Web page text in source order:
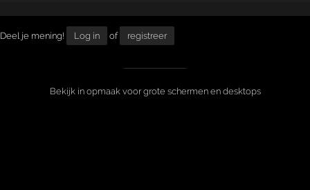
Deel je mening! Log in of registreer
Bekijk in opmaak voor grote schermen en desktops